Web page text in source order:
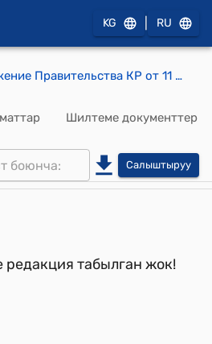
KG RU
Распоряжение Правительства КР от 11 марта 1994 года №81-р
Шилтеме документтер
Салыштыруу
табылган жок!